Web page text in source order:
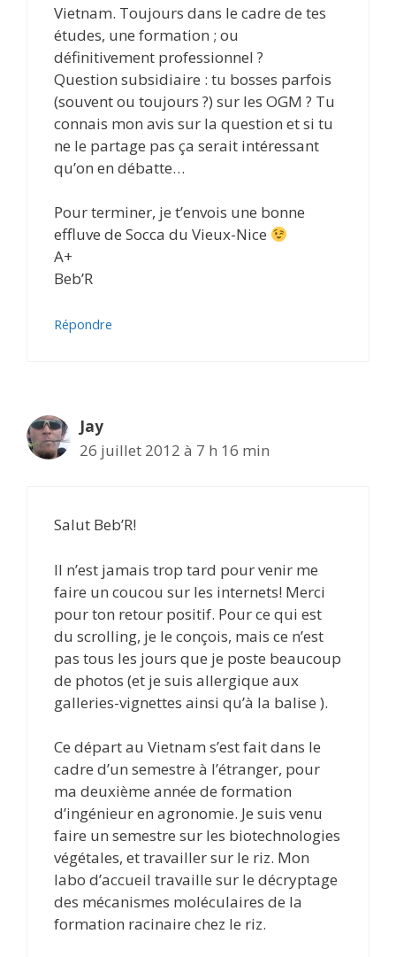
Vietnam. Toujours dans le cadre de tes
études, une formation ; ou
définitivement professionnel ?
Question subsidiaire : tu bosses parfois
(souvent ou toujours ?) sur les OGM ? Tu
connais mon avis sur la question et si tu
ne le partage pas ça serait intéressant
qu’on en débatte…
Pour terminer, je t’envois une bonne
effluve de Socca du Vieux-Nice
A+
Beb’R
Répondre
Jay
26 juillet 2012 à 7 h 16 min
Salut Beb’R!
Il n’est jamais trop tard pour venir me
faire un coucou sur les internets! Merci
pour ton retour positif. Pour ce qui est
du scrolling, je le conçois, mais ce n’est
pas tous les jours que je poste beaucoup
de photos (et je suis allergique aux
galleries-vignettes ainsi qu’à la balise ).
Ce départ au Vietnam s’est fait dans le
cadre d’un semestre à l’étranger, pour
ma deuxième année de formation
d’ingénieur en agronomie. Je suis venu
faire un semestre sur les biotechnologies
végétales, et travailler sur le riz. Mon
labo d’accueil travaille sur le décryptage
des mécanismes moléculaires de la
formation racinaire chez le riz.